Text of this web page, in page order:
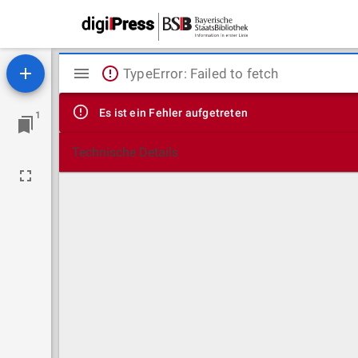
1
Mirador
Viewer
TypeError: Failed to fetch
Es ist ein Fehler aufgetreten
Technische Details